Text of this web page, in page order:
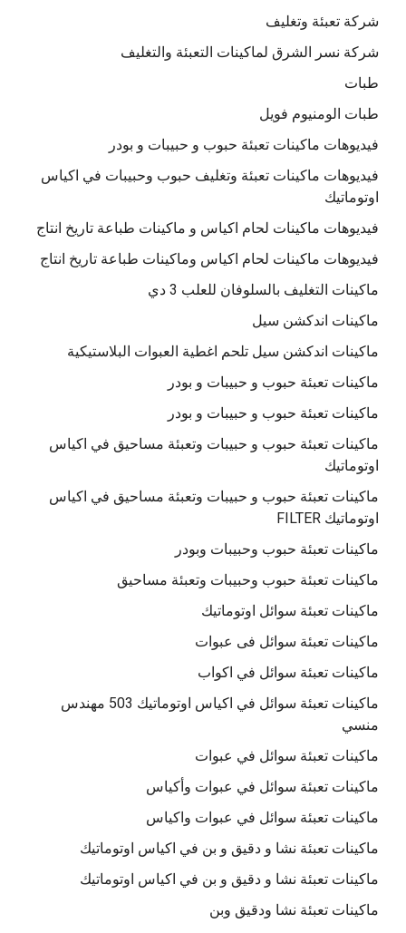
شركة تعبئة وتغليف
شركة نسر الشرق لماكينات التعبئة والتغليف
طبات
طبات الومنيوم فويل
فيديوهات ماكينات تعبئة حبوب و حبيبات و بودر
فيديوهات ماكينات تعبئة وتغليف حبوب وحبيبات في اكياس
اوتوماتيك
فيديوهات ماكينات لحام اكياس و ماكينات طباعة تاريخ انتاج
فيديوهات ماكينات لحام اكياس وماكينات طباعة تاريخ انتاج
ماكينات التغليف بالسلوفان للعلب 3 دي
ماكينات اندكشن سيل
ماكينات اندكشن سيل تلحم اغطية العبوات البلاستيكية
ماكينات تعبئة حبوب و حبيبات و بودر
ماكينات تعبئة حبوب و حبيبات و بودر
ماكينات تعبئة حبوب و حبيبات وتعبئة مساحيق في اكياس
اوتوماتيك
ماكينات تعبئة حبوب و حبيبات وتعبئة مساحيق في اكياس
اوتوماتيك FILTER
ماكينات تعبئة حبوب وحبيبات وبودر
ماكينات تعبئة حبوب وحبيبات وتعبئة مساحيق
ماكينات تعبئة سوائل اوتوماتيك
ماكينات تعبئة سوائل فى عبوات
ماكينات تعبئة سوائل في اكواب
ماكينات تعبئة سوائل في اكياس اوتوماتيك 503 مهندس
منسي
ماكينات تعبئة سوائل في عبوات
ماكينات تعبئة سوائل في عبوات وأكياس
ماكينات تعبئة سوائل في عبوات واكياس
ماكينات تعبئة نشا و دقيق و بن في اكياس اوتوماتيك
ماكينات تعبئة نشا و دقيق و بن في اكياس اوتوماتيك
ماكينات تعبئة نشا ودقيق وبن